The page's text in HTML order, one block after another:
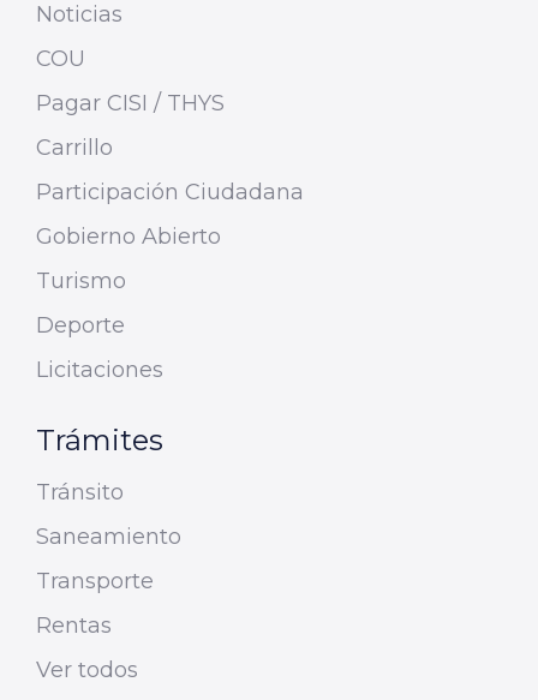
Noticias
COU
Pagar CISI / THYS
Carrillo
Participación Ciudadana
Gobierno Abierto
Turismo
Deporte
Licitaciones
Trámites
Tránsito
Saneamiento
Transporte
Rentas
Ver todos